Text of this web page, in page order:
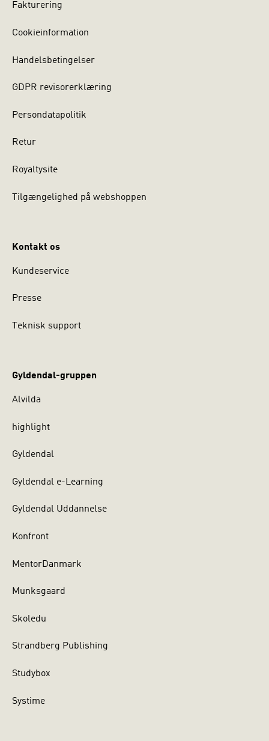
Fakturering
Cookieinformation
Handelsbetingelser
GDPR revisorerklæring
Persondatapolitik
Retur
Royaltysite
Tilgængelighed på webshoppen
Kontakt os
Kundeservice
Presse
Teknisk support
Gyldendal-gruppen
Alvilda
highlight
Gyldendal
Gyldendal e-Learning
Gyldendal Uddannelse
Konfront
MentorDanmark
Munksgaard
Skoledu
Strandberg Publishing
Studybox
Systime